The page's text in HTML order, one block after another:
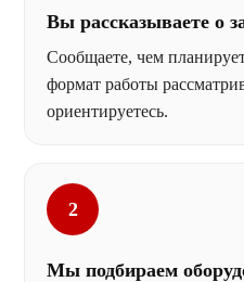
Вы рассказываете о
Сообщаете, чем
формат работы
ориентируетесь.
2
Мы подбираем